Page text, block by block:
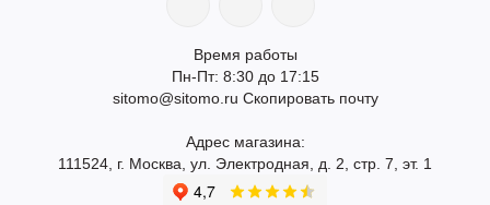
Время работы
Пн-Пт: 8:30 до 17:15
sitomo@sitomo.ru Скопировать почту
Адрес магазина:
111524, г. Москва, ул. Электродная, д. 2, стр. 7, эт. 1